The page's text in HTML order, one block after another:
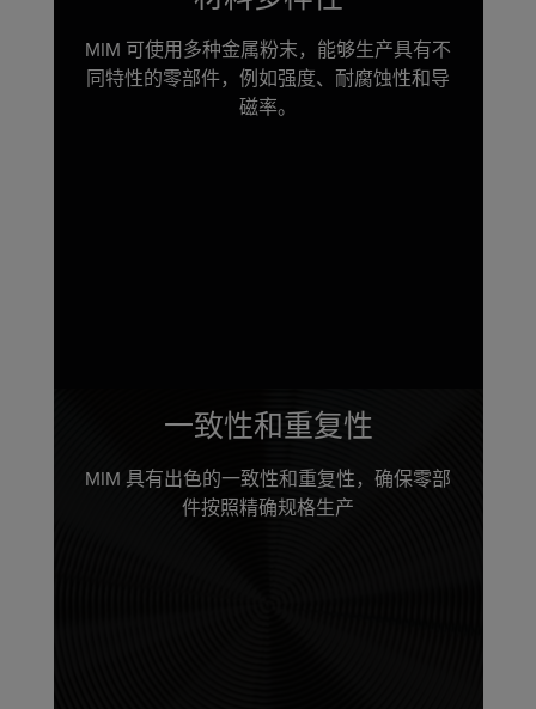
MIM 可使用多种金属粉末，能够生产具有不
同特性的零部件，例如强度、耐腐蚀性和导
磁率。
一致性和重复性
MIM 具有出色的一致性和重复性，确保零部
件按照精确规格生产